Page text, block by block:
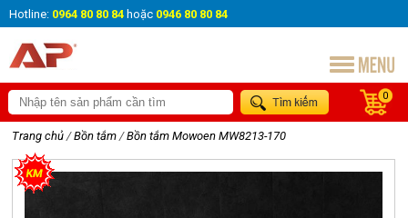
Hotline: 0964 80 80 84 hoặc 0946 80 80 84
0
Trang chủ / Bồn tắm / Bồn tắm Mowoen MW8213-170